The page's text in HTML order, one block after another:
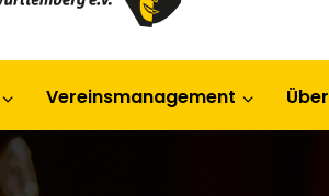
Vereinsmanagement